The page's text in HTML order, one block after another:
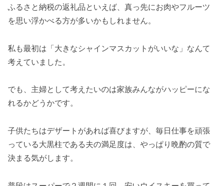
ふるさと納税の返礼品といえば、真っ先にお肉やフルーツ
を思い浮かべる方が多いかもしれません。
私も最初は「大きなシャインマスカットがいいな」なんて
考えていました。
でも、主婦として考えたいのは家族みんながハッピーにな
れるかどうかです。
子供たちはデザートがあれば喜びますが、毎日仕事を頑張
っている大黒柱である夫の満足度は、やっぱり晩酌の質で
決まる気がします。